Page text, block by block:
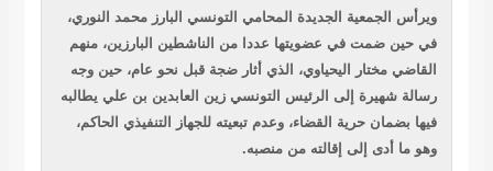
ويرأس الجمعية الجديدة المحامي التونسي البارز محمد النوري،
في حين ضمت في عضويتها عددا من الناشطين البارزين، منهم
القاضي مختار اليحياوي، الذي أثار ضجة قبل نحو عام، حين وجه
رسالة شهيرة إلى الرئيس التونسي زين العابدين بن علي يطالبه
فيها بضمان حرية القضاء، وعدم تبعيته للجهاز التنفيذي الحاكم،
وهو ما أدى إلى إقالته من منصبه.